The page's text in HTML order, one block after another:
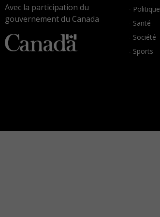
Avec la participation du
gouvernement du Canada
- Politique
- Santé
- Société
- Sports